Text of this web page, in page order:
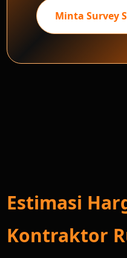
Minta Survey
Estimasi
Kontraktor